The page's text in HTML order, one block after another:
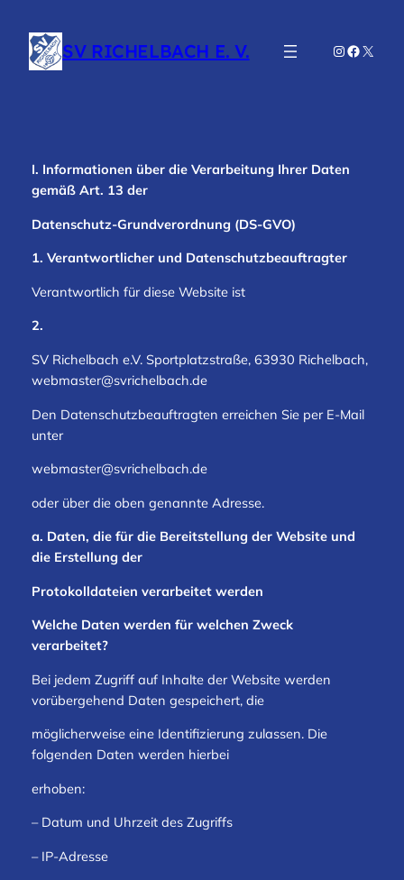
Inhalt
springen SV RICHELBACH E. V. Instagram
X
I. Informationen über die Verarbeitung Ihrer Daten
gemäß Art. 13 der
Datenschutz-Grundverordnung (DS-GVO)
1. Verantwortlicher und Datenschutzbeauftragter
Verantwortlich für diese Website ist
2.
SV Richelbach e.V. Sportplatzstraße, 63930 Richelbach,
webmaster@svrichelbach.de
Den Datenschutzbeauftragten erreichen Sie per E-Mail
unter
webmaster@svrichelbach.de
oder über die oben genannte Adresse.
a. Daten, die für die Bereitstellung der Website und
die Erstellung der
Protokolldateien verarbeitet werden
Welche Daten werden für welchen Zweck
verarbeitet?
Bei jedem Zugriff auf Inhalte der Website werden
vorübergehend Daten gespeichert, die
möglicherweise eine Identifizierung zulassen. Die
folgenden Daten werden hierbei
erhoben:
– Datum und Uhrzeit des Zugriffs
– IP-Adresse